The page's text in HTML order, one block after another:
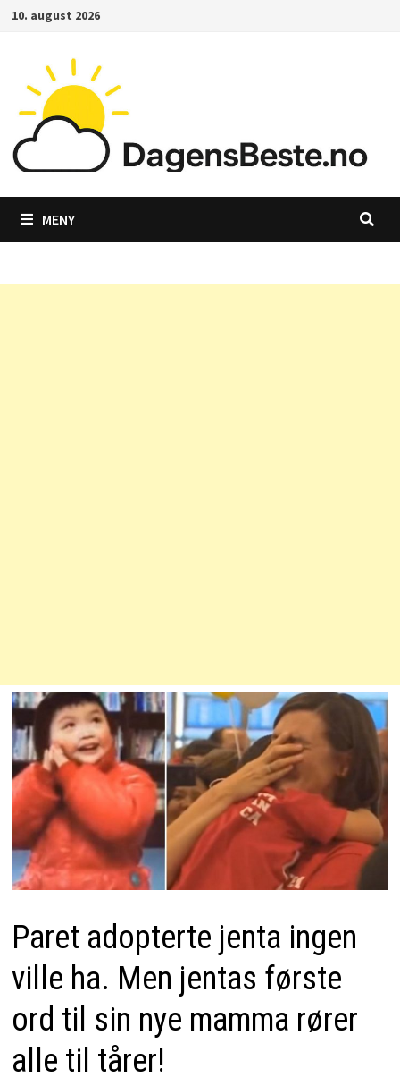
Gå10. august 2026
MENY
Paret adopterte jenta ingen
ville ha. Men jentas første
ord til sin nye mamma rører
alle til tårer!